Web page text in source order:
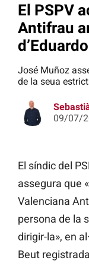
El PSPV
Antifrau
José Muñoz
de la seua
09/07/
El síndic del
assegura que
Valenciana
persona de la
dirigir-la», en
Beut